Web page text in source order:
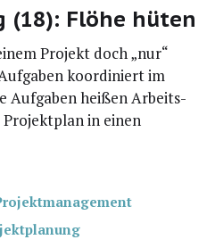
(18): Flöhe hüten
Pro­jekt doch „nur“
koor­di­niert im
Auf­ga­ben hei­ßen Arbeits­
in einen